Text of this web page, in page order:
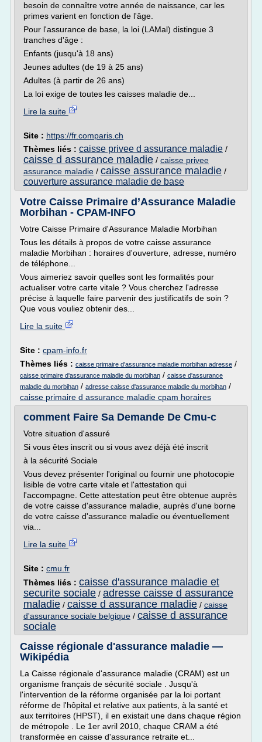
besoin de connaître votre année de naissance, car les
primes varient en fonction de l'âge.
Pour l'assurance de base, la loi (LAMal) distingue 3
tranches d'âge :
Enfants (jusqu'à 18 ans)
Jeunes adultes (de 19 à 25 ans)
Adultes (à partir de 26 ans)
La loi exige de toutes les caisses maladie de...
Lire la suite
Site : https://fr.comparis.ch
Thèmes liés : caisse privee d assurance maladie /
caisse d assurance maladie / caisse privee
assurance maladie / caisse assurance maladie /
couverture assurance maladie de base
Votre Caisse Primaire d’Assurance Maladie
Morbihan - CPAM-INFO
Votre Caisse Primaire d'Assurance Maladie Morbihan
Tous les détails à propos de votre caisse assurance
maladie Morbihan : horaires d'ouverture, adresse, numéro
de téléphone...
Vous aimeriez savoir quelles sont les formalités pour
actualiser votre carte vitale ? Vous cherchez l'adresse
précise à laquelle faire parvenir des justificatifs de soin ?
Que vous vouliez obtenir des...
Lire la suite
Site : cpam-info.fr
Thèmes liés : caisse primaire d'assurance maladie morbihan adresse /
caisse primaire d'assurance maladie du morbihan / caisse d'assurance
maladie du morbihan / adresse caisse d'assurance maladie du morbihan /
caisse primaire d assurance maladie cpam horaires
comment Faire Sa Demande De Cmu-c
Votre situation d'assuré
Si vous êtes inscrit ou si vous avez déjà été inscrit
à la sécurité Sociale
Vous devez présenter l'original ou fournir une photocopie
lisible de votre carte vitale et l'attestation qui
l'accompagne. Cette attestation peut être obtenue auprès
de votre caisse d'assurance maladie, auprès d'une borne
de votre caisse d'assurance maladie ou éventuellement
via...
Lire la suite
Site : cmu.fr
Thèmes liés : caisse d'assurance maladie et
securite sociale / adresse caisse d assurance
maladie / caisse d assurance maladie / caisse
d'assurance sociale belgique / caisse d assurance
sociale
Caisse régionale d'assurance maladie —
Wikipédia
La Caisse régionale d'assurance maladie (CRAM) est un
organisme français de sécurité sociale . Jusqu'à
l'intervention de la réforme organisée par la loi portant
réforme de l'hôpital et relative aux patients, à la santé et
aux territoires (HPST), il en existait une dans chaque région
de métropole . Le 1er avril 2010, chaque CRAM a été
transformée en caisse d'assurance retraite et...